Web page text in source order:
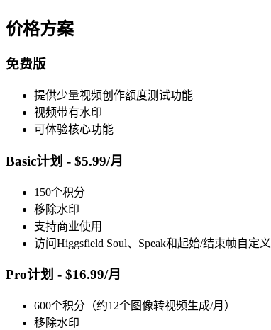
价格方案
免费版
提供少量视频创作额度测试功能
视频带有水印
可体验核心功能
Basic计划 - $5.99/月
150个积分
移除水印
支持商业使用
访问Higgsfield Soul、Speak和起始/结束帧自定义
Pro计划 - $16.99/月
600个积分（约12个图像转视频生成/月）
移除水印